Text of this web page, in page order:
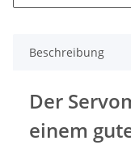
Beschreibung
Der
einem